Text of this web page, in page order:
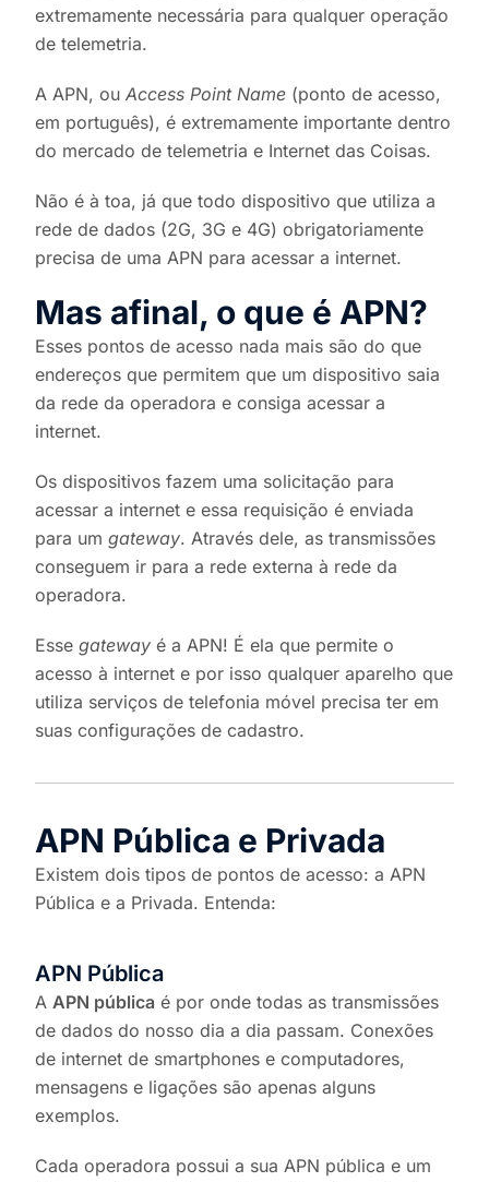
extremamente necessária para qualquer operação
de telemetria.
A APN, ouAccess Point Name (ponto de acesso,
em português), é extremamente importante dentro
do mercado de telemetria e Internet das Coisas.
Não é à toa, já que todo dispositivo que utiliza a
rede de dados (2G, 3G e 4G) obrigatoriamente
precisa de uma APN para acessar a internet.
Mas afinal, o que é APN?
Esses pontos de acesso nada mais são do que
endereços que permitem que um dispositivo saia
da rede da operadora e consiga acessar a
internet.
Os dispositivos fazem uma solicitação para
acessar a internet e essa requisição é enviada
para umgateway. Através dele, as transmissões
conseguem ir para a rede externa à rede da
operadora.
Essegateway é a APN! É ela que permite o
acesso à internet e por isso qualquer aparelho que
utiliza serviços de telefonia móvel precisa ter em
suas configurações de cadastro.
APN Pública e Privada
Existem dois tipos de pontos de acesso: aAPN
Pública e a Privada. Entenda:
APN Pública
AAPN pública é por onde todas as transmissões
de dados do nosso dia a dia passam. Conexões
de internet de smartphones e computadores,
mensagens e ligações são apenas alguns
exemplos.
Cada operadora possui a sua APN pública e um